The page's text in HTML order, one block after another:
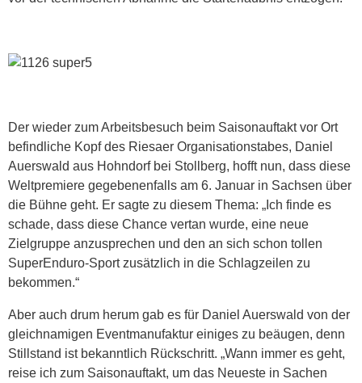
Der wieder zum Arbeitsbesuch beim Saisonauftakt vor Ort
befindliche Kopf des Riesaer Organisationstabes, Daniel
Auerswald aus Hohndorf bei Stollberg, hofft nun, dass diese
Weltpremiere gegebenenfalls am 6. Januar in Sachsen über
die Bühne geht. Er sagte zu diesem Thema: „Ich finde es
schade, dass diese Chance vertan wurde, eine neue
Zielgruppe anzusprechen und den an sich schon tollen
SuperEnduro-Sport zusätzlich in die Schlagzeilen zu
bekommen.“
Aber auch drum herum gab es für Daniel Auerswald von der
gleichnamigen Eventmanufaktur einiges zu beäugen, denn
Stillstand ist bekanntlich Rückschritt. „Wann immer es geht,
reise ich zum Saisonauftakt, um das Neueste in Sachen